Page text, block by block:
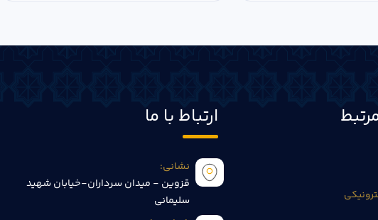
ارتباط با ما
نشانی:
قزوین - میدان سرداران-خیابان شهید
سلیمانی